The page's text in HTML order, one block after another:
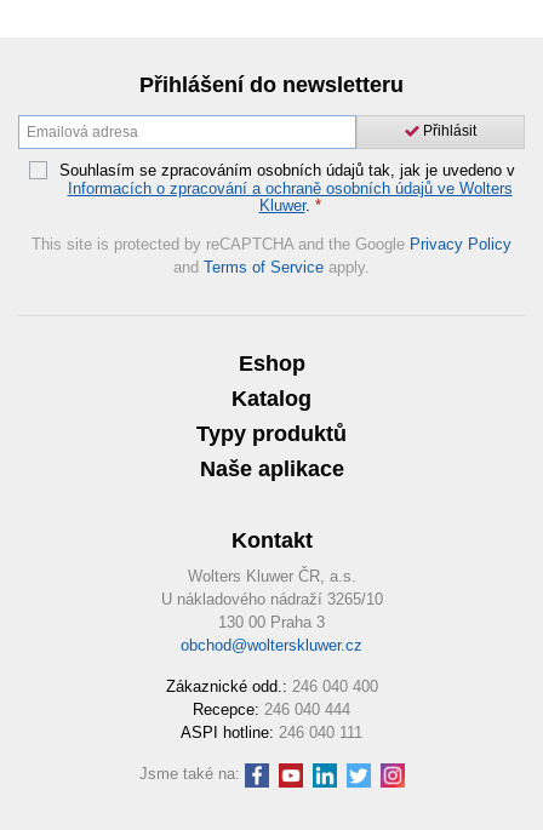
Přihlášení do newsletteru
Přihlásit
Souhlasím se zpracováním osobních údajů tak, jak je uvedeno v
Informacích o zpracování a ochraně osobních údajů ve Wolters
Kluwer. *
This site is protected by reCAPTCHA and the Google Privacy Policy
and Terms of Service apply.
Eshop
Katalog
Typy produktů
Naše aplikace
Kontakt
Wolters Kluwer ČR, a.s.
U nákladového nádraží 3265/10
130 00 Praha 3
obchod@wolterskluwer.cz
Zákaznické odd.: 246 040 400
Recepce: 246 040 444
ASPI hotline: 246 040 111
Jsme také na: